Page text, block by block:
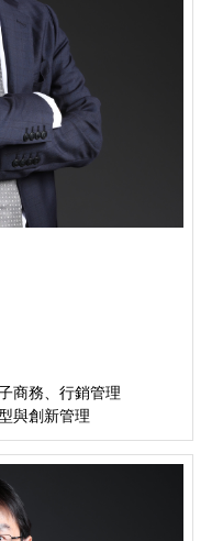
商務、行銷管理
與創新管理